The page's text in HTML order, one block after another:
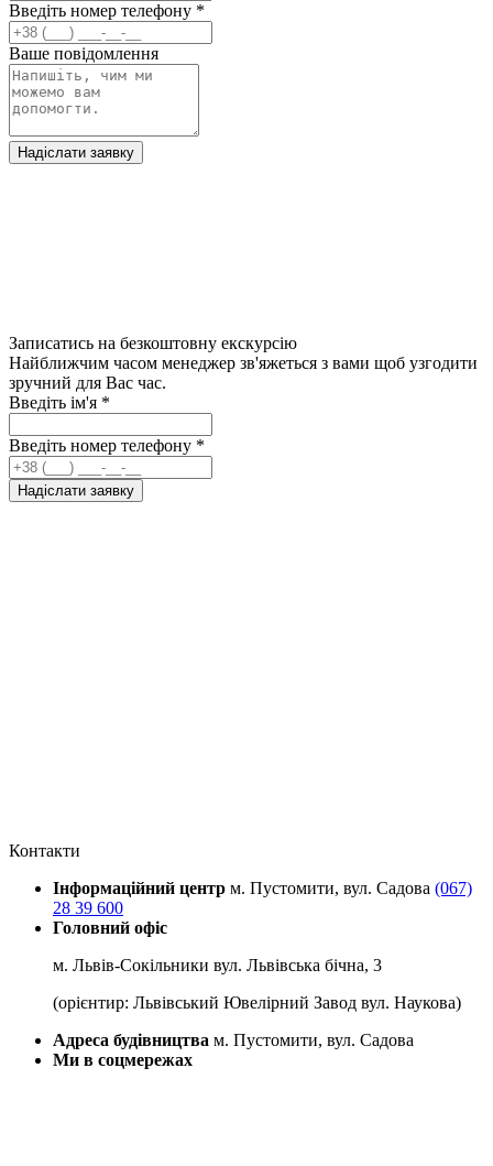
Введіть номер телефону *
Ваше повідомлення
Надіслати заявку
Записатись на безкоштовну екскурсію
Найближчим часом менеджер зв'яжеться з вами щоб узгодити
зручний для Вас час.
Введіть ім'я *
Введіть номер телефону *
Надіслати заявку
Контакти
Інформаційний центр м. Пустомити, вул. Садова (067)
28 39 600
Головний офіс
м. Львів-Сокільники вул. Львівська бічна, 3
(орієнтир: Львівський Ювелірний Завод вул. Наукова)
Адреса будівництва м. Пустомити, вул. Садова
Ми в соцмережах